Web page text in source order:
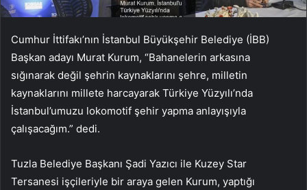
Cumhur İttifakı’nın İstanbul Büyükşehir Belediye (İBB)
Başkan adayı Murat Kurum, “Bahanelerin arkasına
sığınarak değil şehrin kaynaklarını şehre, milletin
kaynaklarını millete harcayarak Türkiye Yüzyılı’nda
İstanbul’umuzu lokomotif şehir yapma anlayışıyla
çalışacağım.” dedi.
Tuzla Belediye Başkanı Şadi Yazıcı ile Kuzey Star
Tersanesi işçileriyle bir araya gelen Kurum, yaptığı